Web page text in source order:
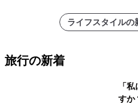
ライフスタイルの
旅行の新着
「
すか